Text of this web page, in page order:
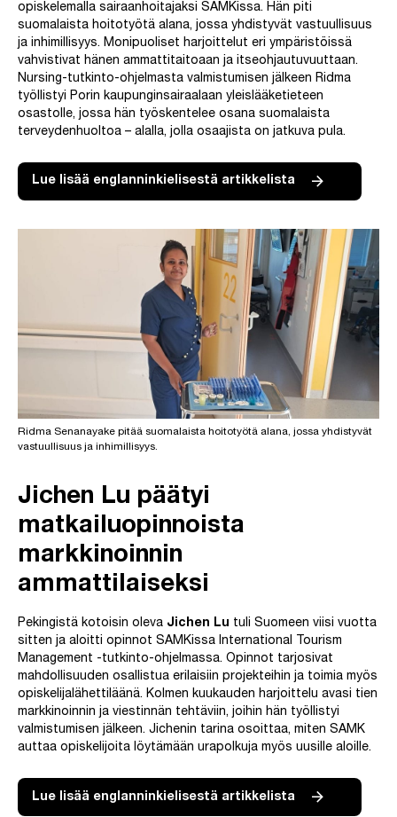
opiskelemalla sairaanhoitajaksi SAMKissa. Hän piti
suomalaista hoitotyötä alana, jossa yhdistyvät vastuullisuus
ja inhimillisyys. Monipuoliset harjoittelut eri ympäristöissä
vahvistivat hänen ammattitaitoaan ja itseohjautuvuuttaan.
Nursing-tutkinto-ohjelmasta valmistumisen jälkeen Ridma
työllistyi Porin kaupunginsairaalaan yleislääketieteen
osastolle, jossa hän työskentelee osana suomalaista
terveydenhuoltoa – alalla, jolla osaajista on jatkuva pula.
Lue lisää englanninkielisestä artikkelista
Ridma Senanayake pitää suomalaista hoitotyötä alana, jossa yhdistyvät
vastuullisuus ja inhimillisyys.
Jichen Lu päätyi
matkailuopinnoista
markkinoinnin
ammattilaiseksi
Pekingistä kotoisin oleva Jichen Lu tuli Suomeen viisi vuotta
sitten ja aloitti opinnot SAMKissa International Tourism
Management -tutkinto-ohjelmassa. Opinnot tarjosivat
mahdollisuuden osallistua erilaisiin projekteihin ja toimia myös
opiskelijalähettiläänä. Kolmen kuukauden harjoittelu avasi tien
markkinoinnin ja viestinnän tehtäviin, joihin hän työllistyi
valmistumisen jälkeen. Jichenin tarina osoittaa, miten SAMK
auttaa opiskelijoita löytämään urapolkuja myös uusille aloille.
Lue lisää englanninkielisestä artikkelista